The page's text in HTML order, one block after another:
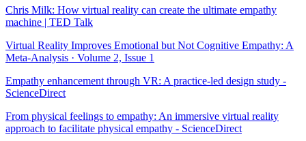
Chris Milk: How virtual reality can create the ultimate empathy
machine | TED Talk
Virtual Reality Improves Emotional but Not Cognitive Empathy: A
Meta-Analysis · Volume 2, Issue 1
Empathy enhancement through VR: A practice-led design study -
ScienceDirect
From physical feelings to empathy: An immersive virtual reality
approach to facilitate physical empathy - ScienceDirect